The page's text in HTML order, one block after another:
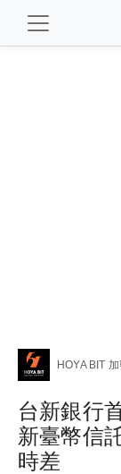
HOYA BIT
台新銀行
新臺幣信
時差